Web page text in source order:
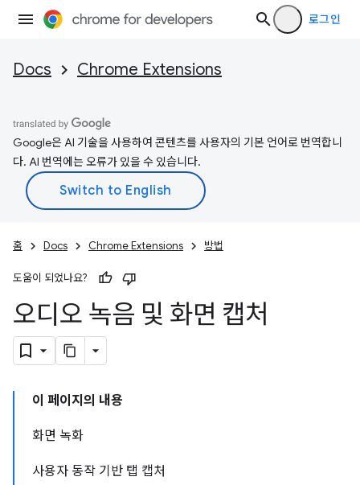
로그인
Docs Chrome Extensions
Google은 AI 기술을 사용하여 콘텐츠를 사용자의 기본 언어로 번역합니
다. AI 번역에는 오류가 있을 수 있습니다.
홈 Docs Chrome Extensions 방법
도움이 되었나요?
오디오 녹음 및 화면 캡처
이 페이지의 내용
화면 녹화
사용자 동작 기반 탭 캡처